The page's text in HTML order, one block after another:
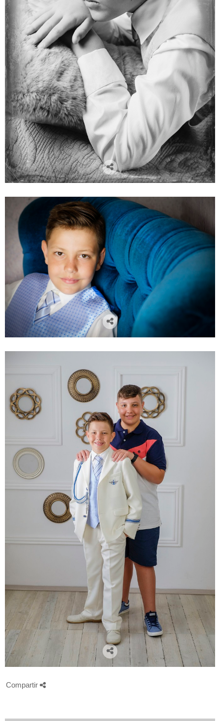
Compartir